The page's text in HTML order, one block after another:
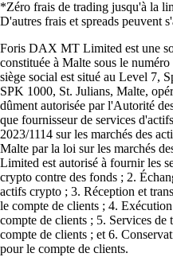
*Zéro frais de trading jusqu'à la
D'autres frais et spreads peuvent
Foris DAX MT Limited est une
constituée à Malte sous le
siège social est situé au Level 7,
SPK 1000, St. Julians, Malte,
dûment autorisée par l'Autorité
que fournisseur de services
2023/1114 sur les marchés des
Malte par la loi sur les marchés
Limited est autorisé à fournir les
crypto contre des fonds ; 2.
actifs crypto ; 3. Réception et
le compte de clients ; 4.
compte de clients ; 5. Services
compte de clients ; et 6.
pour le compte de clients.